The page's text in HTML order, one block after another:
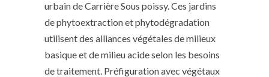
urbain de Carrière Sous poissy. Ces jardins
de phytoextraction et phytodégradation
utilisent des alliances végétales de milieux
basique et de milieu acide selon les besoins
de traitement. Préfiguration avec végétaux